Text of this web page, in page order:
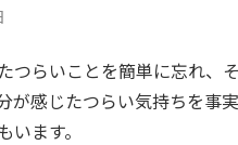
らいことを簡単に忘れ、
感じたつらい気持ちを事
ます。